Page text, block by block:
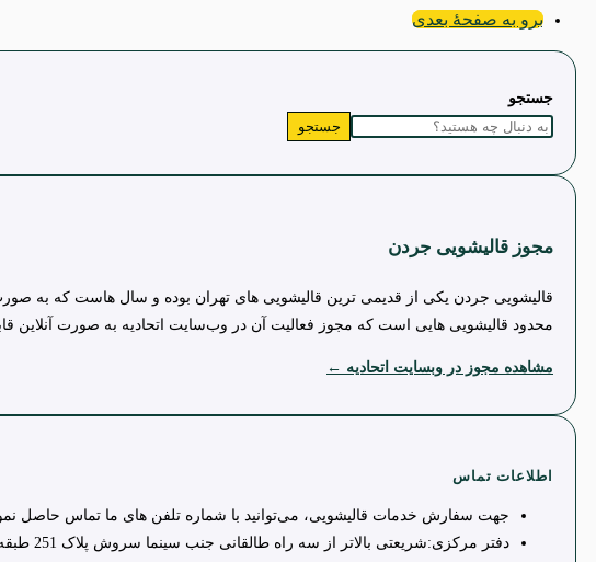
برو به صفحۀ بعدی
جستجو
جستجو
مجوز قالیشویی جردن
قالیشویی جردن یکی از قدیمی ترین قالیشویی های تهران بوده و سال هاست که به
محدود قالیشویی هایی است که مجوز فعالیت آن در وب‌سایت اتحادیه به صورت آنلاین
مشاهده مجوز در وبسایت اتحادیه ←
اطلاعات تماس
جهت سفارش خدمات قالیشویی، می‌توانید با شماره تلفن های ما تماس حاصل
دفتر مرکزی:شریعتی بالاتر از سه راه طالقانی جنب سینما سروش پلاک 251 طبقه سوم